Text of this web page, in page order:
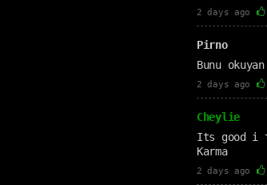
2 days ago
Pirno
Bunu
2 days ago
Cheylie
Its good i
Karma
2 days ago